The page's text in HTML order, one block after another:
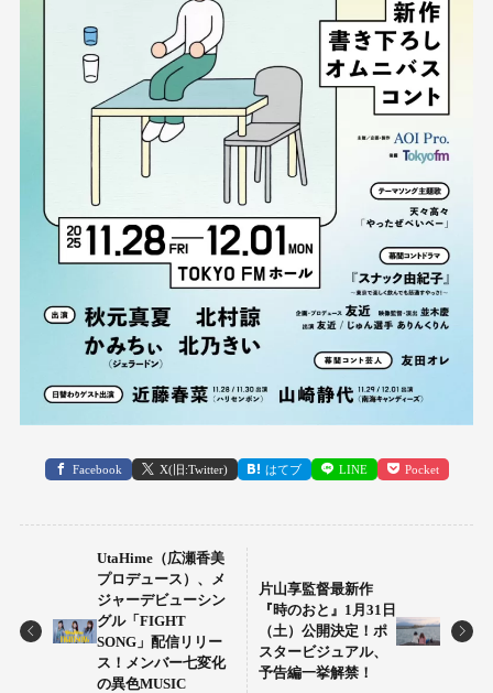
Facebook X(旧:Twitter) はてブ LINE Pocket
UtaHime（広瀬香美
プロデュース）、メ
ジャーデビューシン
グル「FIGHT
SONG」配信リリー
ス！メンバー七変化
の異色MUSIC
片山享監督最新作
『時のおと』1月31日
（土）公開決定！ポ
スタービジュアル、
予告編一挙解禁！